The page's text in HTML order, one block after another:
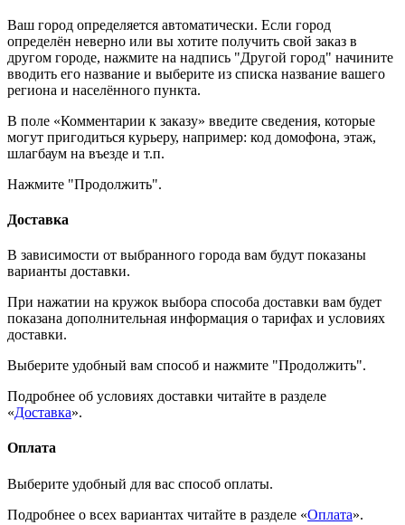
Ваш город определяется автоматически. Если город
определён неверно или вы хотите получить свой заказ в
другом городе, нажмите на надпись "Другой город" начините
вводить его название и выберите из списка название вашего
региона и населённого пункта.
В поле «Комментарии к заказу» введите сведения, которые
могут пригодиться курьеру, например: код домофона, этаж,
шлагбаум на въезде и т.п.
Нажмите "Продолжить".
Доставка
В зависимости от выбранного города вам будут показаны
варианты доставки.
При нажатии на кружок выбора способа доставки вам будет
показана дополнительная информация о тарифах и условиях
доставки.
Выберите удобный вам способ и нажмите "Продолжить".
Подробнее об условиях доставки читайте в разделе
«Доставка».
Оплата
Выберите удобный для вас способ оплаты.
Подробнее о всех вариантах читайте в разделе «Оплата».